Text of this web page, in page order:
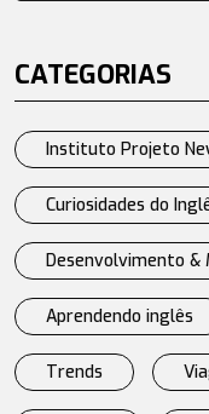
CATEGORIAS
Instituto Projeto
Curiosidades do
Desenvolvimento &
Aprendendo inglês
Trends